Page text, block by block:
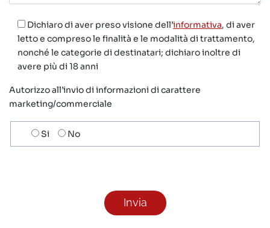
Dichiaro di aver preso visione dell’informativa, di aver
letto e compreso le finalità e le modalità di trattamento,
nonché le categorie di destinatari; dichiaro inoltre di
avere più di 18 anni
Autorizzo all’invio di informazioni di carattere
marketing/commerciale
Scelta
invio
Si No